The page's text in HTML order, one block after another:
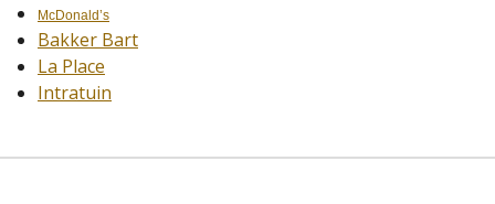
McDonald’s
Bakker Bart
La Place
Intratuin